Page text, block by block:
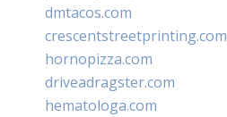
dmtacos.com
crescentstreetprinting.com
hornopizza.com
driveadragster.com
hematologa.com